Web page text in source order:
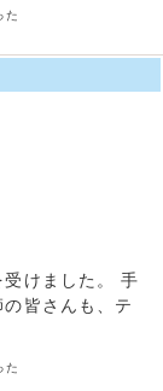
た
けました。 手
皆さんも、テ
た